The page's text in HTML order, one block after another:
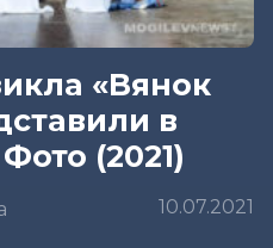
«Вянок
в
(2021)
10.07.2021